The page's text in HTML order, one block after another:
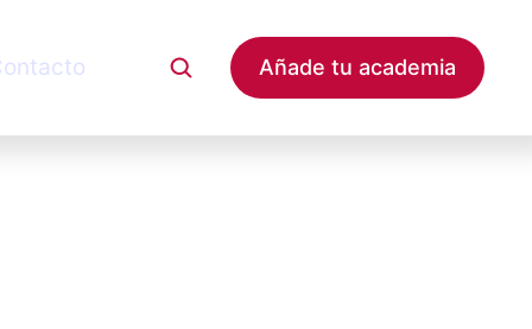
Añade tu academia